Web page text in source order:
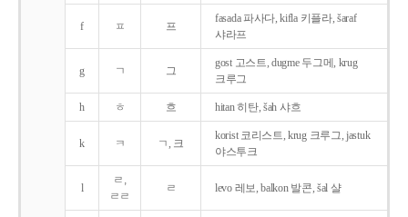
f ㅍ 프
fasada 파사다, kifla 키플라, šaraf
샤라프
g ㄱ 그
gost 고스트, dugme 두그메, krug
크루그
h ㅎ 흐 hitan 히탄, šah 샤흐
k ㅋ ㄱ, 크
korist 코리스트, krug 크루그, jastuk
야스투크
l
ㄹ,
ㄹㄹ
ㄹ levo 레보, balkon 발콘, šal 샬